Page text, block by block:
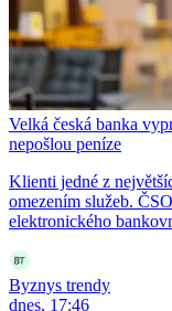
Velká česká banka
nepošlou peníze
Klienti jedné z
omezením služeb.
elektronického
Byznys trendy
dnes, 17:46